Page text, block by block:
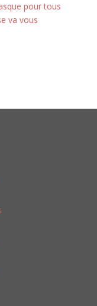
pour tous
va vous